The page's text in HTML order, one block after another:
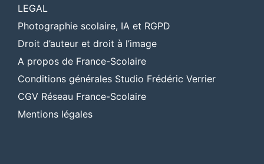
LEGAL
Photographie scolaire, IA et RGPD
Droit d’auteur et droit à l’image
A propos de France-Scolaire
Conditions générales Studio Frédéric Verrier
CGV Réseau France-Scolaire
Mentions légales